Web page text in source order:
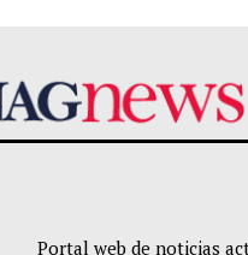
Portal web de noticias